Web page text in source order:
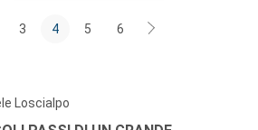
3 4 5 6
Loscialpo